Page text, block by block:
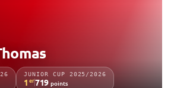
JUNIOR CUP 2025/2026
1 er719 points